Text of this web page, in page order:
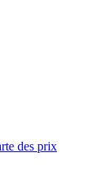
des prix